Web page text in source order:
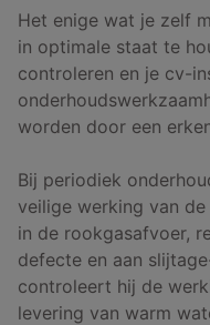
Het enige wat je zelf
in optimale staat te
controleren en je cv-
worden door een
Bij periodiek
veilige werking van
in de rookgasafvoer,
defecte en aan
controleert hij de
levering van warm